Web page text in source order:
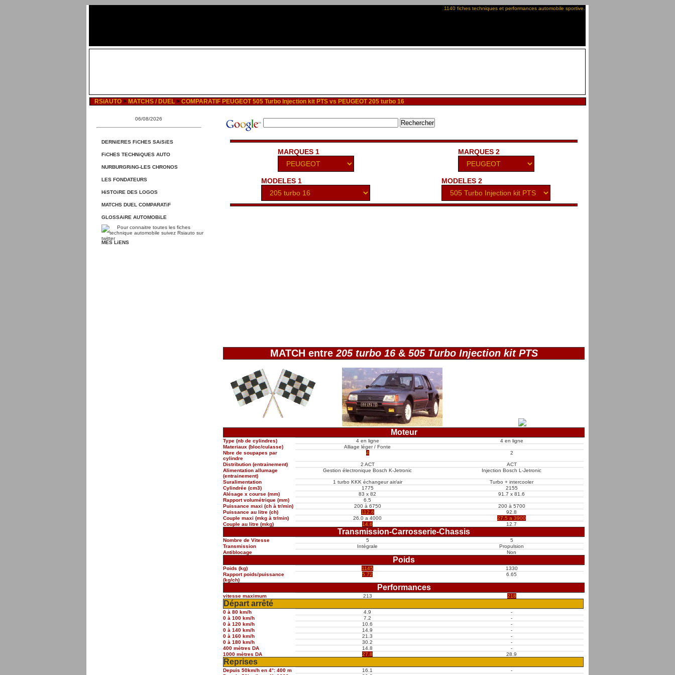
1140 fiches techniques et performances automobile sportive.
RSiAUTO > MATCHS / DUEL > COMPARATIF PEUGEOT 505 Turbo Injection kit PTS vs PEUGEOT 205 turbo 16
MARQUES 1 MARQUES 2
MODELES 1 MODELES 2
MATCH entre 205 turbo 16& 505 Turbo Injection kit PTS
Moteur
Type (nb de cylindres) 4 en ligne
4 en ligne
Materiaux (bloc/culasse)
Alliage léger / Fonte
Nbre de soupapes par
cylindre
4 2
Distribution (entrainement) 2 ACT
ACT
Alimentation allumage
(entrainement)
Gestion électronique Bosch K-Jetronic Injection Bosch L-Jetronic
Suralimentation 1 turbo KKK échangeur air/air
Turbo + intercooler
Cylindrée (cm3)
1775
2155
Alésage x course (mm)
83 x 82
91.7 x 81.6
Rapport volumétrique (mm)
6.5
Puissance maxi (ch à tr/min)
200 à 6750
200 à 5700
Puissance au litre (ch)
112.6
92.8
Couple maxi (mkg à tr/min)
26.0 a 4000
27.5 a 3900
Couple au litre (mkg)
14.6 12.7
Transmission-Carrosserie-Chassis
Nombre de Vitesse 5
5
Transmission
Intégrale
Propulsion
Antiblocage
Non
Poids
Poids (kg) 1145
1330
Rapport poids/puissance
(kg/ch)
5.72 6.65
Performances
vitesse maximum 213 218
Départ arrêté
0 à 80 km/h 4.9
-
0 à 100 km/h
7.2
-
0 à 120 km/h
10.6
-
0 à 140 km/h
14.9
-
0 à 160 km/h
21.3
-
0 à 180 km/h
30.2
-
400 mètres DA
14.8
-
1000 mètres DA
27.8 28.9
Reprises
Depuis 50km/h en 4°: 400 m 16.1
-
06/08/2026
DERNiERES FiCHES SAiSiES
FiCHES TECHNiQUES AUTO
NURBURGRiNG-LES CHRONOS
LES FONDATEURS
HiSTOiRE DES LOGOS
MATCHS DUEL COMPARATiF
GLOSSAiRE AUTOMOBiLE
MES LiENS